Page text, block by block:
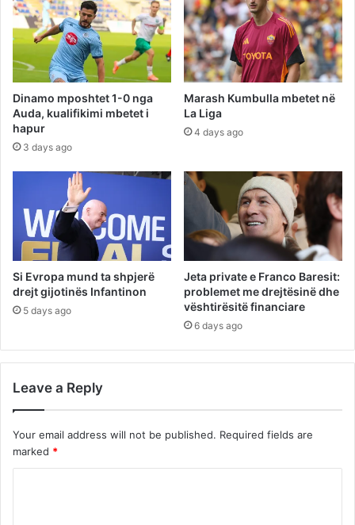
Dinamo mposhtet 1-0 nga
Auda, kualifikimi mbetet i
hapur
3 days ago
Marash Kumbulla mbetet në
La Liga
4 days ago
Si Evropa mund ta shpjerë
drejt gijotinës Infantinon
5 days ago
Jeta private e Franco Baresit:
problemet me drejtësinë dhe
vështirësitë financiare
6 days ago
Leave a Reply
Your email address will not be published. Required fields are
marked *